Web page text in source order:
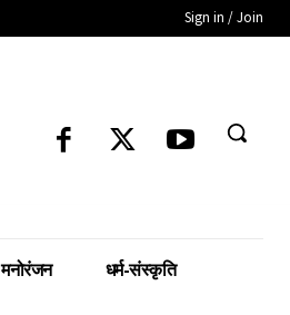
Sign in / Join
मनोरंजन धर्म-संस्कृति